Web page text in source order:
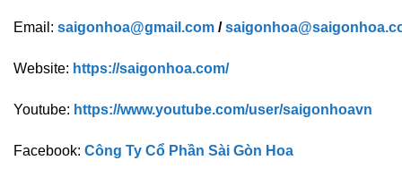
Email: saigonhoa@gmail.com /
Website: https://saigonhoa.com/
Youtube: https://www.youtube.com/user/saigonhoavn
Facebook: Công Ty Cổ Phần Sài Gòn Hoa